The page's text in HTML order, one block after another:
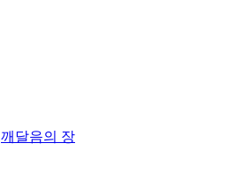
깨달음의 장